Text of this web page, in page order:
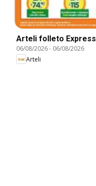
Arteli folleto Express
06/08/2026- 06/08/2026
Arteli